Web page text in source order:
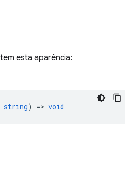
tem esta aparência:
string) => void